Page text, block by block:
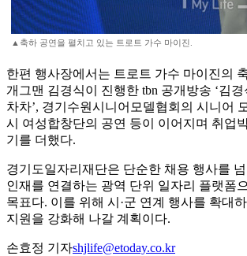
▲축하 공연을 펼치고 있는 트로트 가수 마이진.
한편 행사장에서는 트로트 가수 마이진의
개그맨 김경식이 진행한 tbn 공개방송 ‘김
차차’, 경기수원시니어모델협회의 시니어
시 여성합창단의 공연 등이 이어지며 취업
기를 더했다.
경기도일자리재단은 단순한 채용 행사를
인재를 연결하는 광역 단위 일자리 플랫폼
목표다. 이를 위해 시·군 연계 행사를 확대
지원을 강화해 나갈 계획이다.
손효정 기자shjlife@etoday.co.kr